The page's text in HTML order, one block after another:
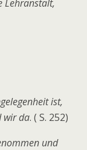
Lehranstalt,
ist,
wir da. ( S. 252)
und